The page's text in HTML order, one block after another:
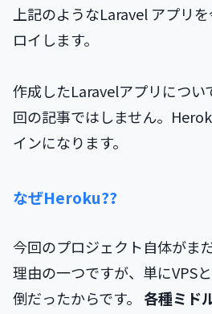
上記のようなLaravel アプリ
ロイします。
作成したLaravelアプリについ
回の記事ではしません。
インになります。
なぜHeroku??
今回のプロジェクト自体がま
理由の一つですが、単にVPS
倒だったからです。 各種ミド